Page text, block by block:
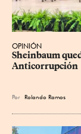
OPINIÓN
Sheinbaum
Anticorrupción
Por Rolando Ramos